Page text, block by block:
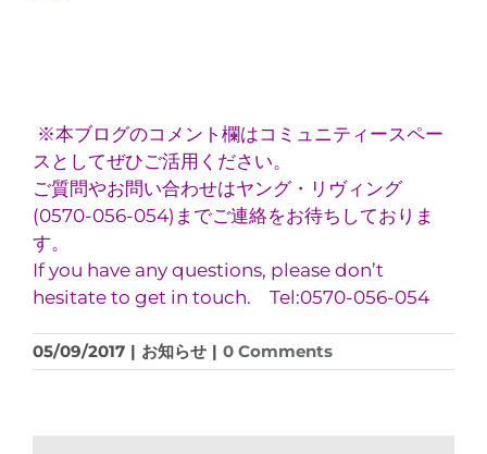
※本ブログのコメント欄はコミュニティースペー
スとしてぜひご活用ください。
ご質問やお問い合わせはヤング・リヴィング
(0570-056-054)までご連絡をお待ちしておりま
す。
If you have any questions, please don’t
hesitate to get in touch. Tel:0570-056-054
05/09/2017 | お知らせ | 0 Comments